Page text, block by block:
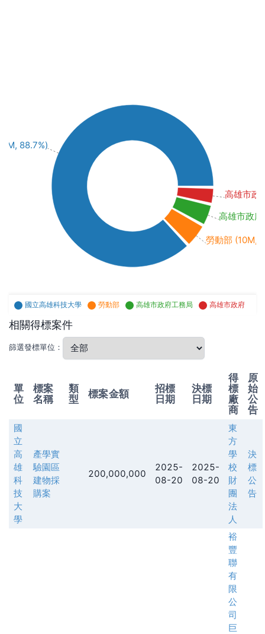
88.7%)
勞動部 (10M,
高雄市政
高雄市政
國立高雄科技大學 勞動部 高雄市政府工務局 高雄市政府
相關得標案件
篩選發標單位：
單
位
標案
名稱
類
型
標案金額
招標
日期
決標
日期
得
標
廠
商
原
始
公
告
國
立
高
雄
科
技
大
學
產學實
驗園區
建物採
購案
200,000,000
2025-
08-20
2025-
08-20
東
方
學
校
財
團
法
人
決
標
公
告
裕
豐
聯
有
限
公
司
巨